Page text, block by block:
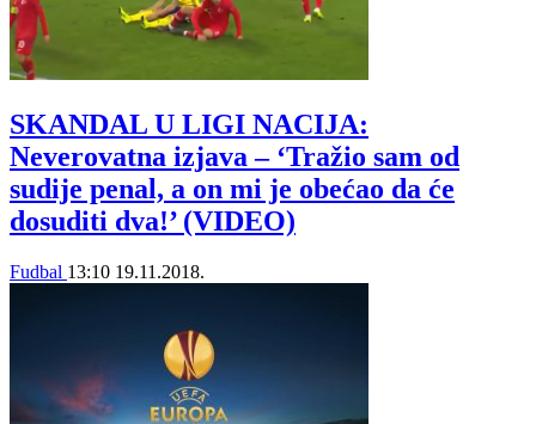
SKANDAL U LIGI NACIJA:
Neverovatna izjava – ‘Tražio sam od
sudije penal, a on mi je obećao da će
dosuditi dva!’ (VIDEO)
Fudbal 13:10 19.11.2018.